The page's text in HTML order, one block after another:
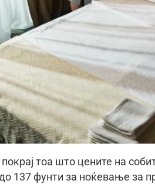
тоа што цените на
137 фунти за ноќевање за